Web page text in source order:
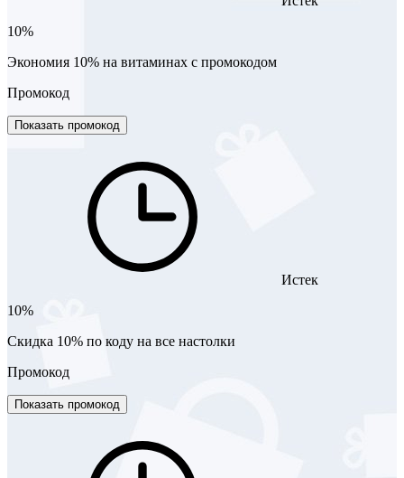
10%
Экономия 10% на витаминах с промокодом
Промокод
Показать промокод
Истек
10%
Скидка 10% по коду на все настолки
Промокод
Показать промокод